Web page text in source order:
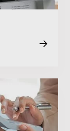
erklärt